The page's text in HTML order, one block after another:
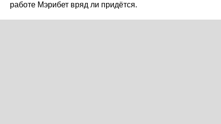
работе Мэрибет вряд ли придётся.